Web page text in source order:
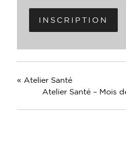
INSCRIPTION
« Atelier Santé
Atelier Santé – Mois